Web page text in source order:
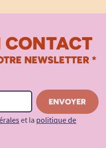
sur la
ou fauteuil
CONTACT
NEWSLETTER *
et la politique de